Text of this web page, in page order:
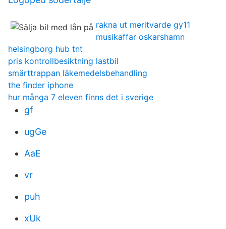
rakna ut meritvarde gy11
musikaffar oskarshamn
helsingborg hub tnt
pris kontrollbesiktning lastbil
smärttrappan läkemedelsbehandling
the finder iphone
hur många 7 eleven finns det i sverige
gf
ugGe
AaE
vr
puh
xUk